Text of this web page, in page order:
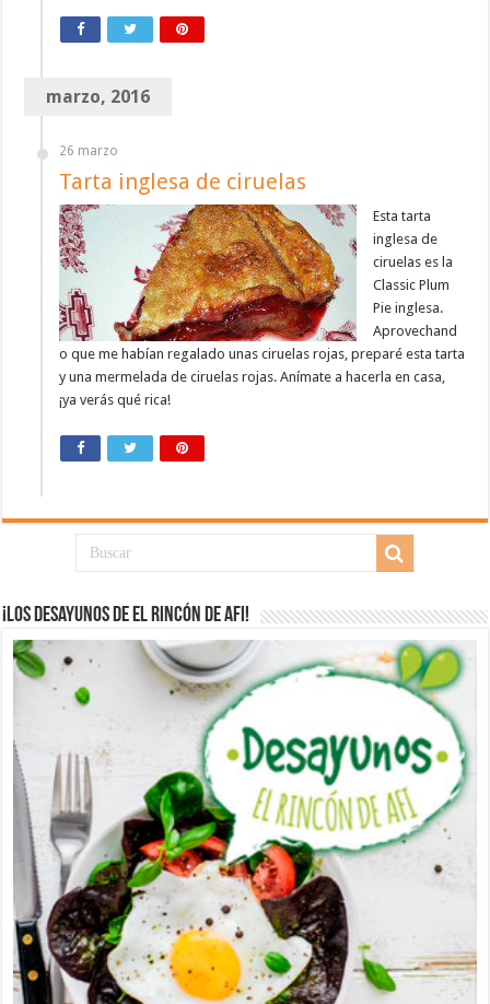
marzo, 2016
26 marzo
Tarta inglesa de ciruelas
Esta tarta
inglesa de
ciruelas es la
Classic Plum
Pie inglesa.
Aprovechand
o que me habían regalado unas ciruelas rojas, preparé esta tarta
y una mermelada de ciruelas rojas. Anímate a hacerla en casa,
¡ya verás qué rica!
¡Los desayunos de El Rincón de Afi!